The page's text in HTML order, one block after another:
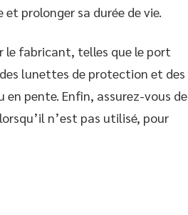
prolonger sa durée de vie.
le fabricant, telles que le port
lunettes de protection et des
pente. Enfin, assurez-vous de
n’est pas utilisé, pour